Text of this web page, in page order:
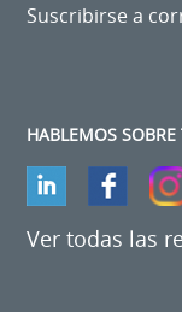
Suscribirse a
HABLEMOS
Ver todas las